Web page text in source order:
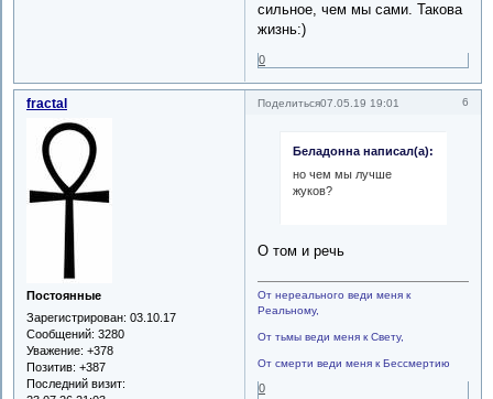
сильное, чем мы сами. Такова
жизнь:)
0
Поделиться 6
07.05.19 19:01
fractal
Постоянные
Зарегистрирован: 03.10.17
Сообщений: 3280
Уважение: +378
Позитив: +387
Последний визит:
Беладонна написал(а):
но чем мы лучше
жуков?
О том и речь
От нереального веди меня к
Реальному,
От тьмы веди меня к Свету,
От смерти веди меня к Бессмертию
0